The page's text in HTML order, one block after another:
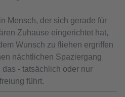
Mensch, der sich gerade für
Zuhause eingerichtet hat,
Wunsch zu fliehen ergriffen
nächtlichen Spaziergang
- tatsächlich oder nur
führt.